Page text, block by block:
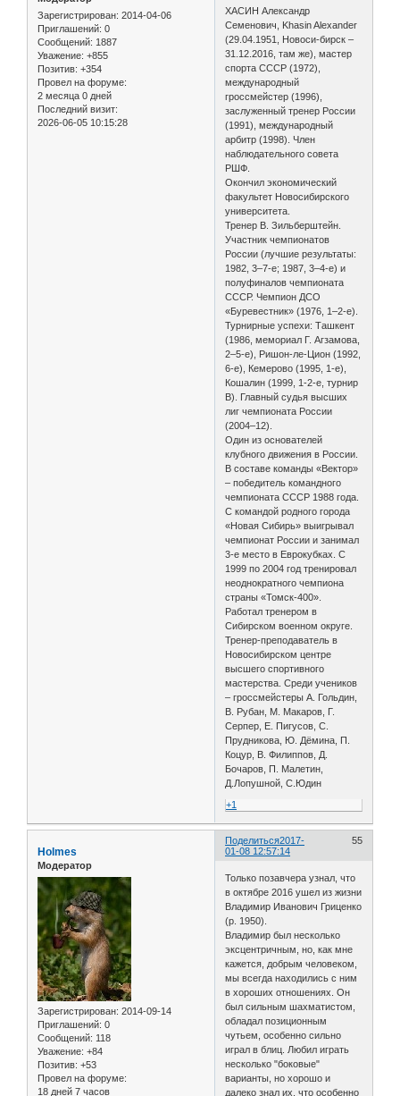
Зарегистрирован: 2014-04-06
Приглашений: 0
Сообщений: 1887
Уважение: +855
Позитив: +354
Провел на форуме:
2 месяца 0 дней
Последний визит:
2026-06-05 10:15:28
ХАСИН Александр
Семенович, Khasin Alexander
(29.04.1951, Новоси-бирск –
31.12.2016, там же), мастер
спорта СССР (1972),
международный
гроссмейстер (1996),
заслуженный тренер России
(1991), международный
арбитр (1998). Член
наблюдательного совета
РШФ.
Окончил экономический
факультет Новосибирского
университета.
Тренер В. Зильберштейн.
Участник чемпионатов
России (лучшие результаты:
1982, 3–7-е; 1987, 3–4-е) и
полуфиналов чемпионата
СССР. Чемпион ДСО
«Буревестник» (1976, 1–2-е).
Турнирные успехи: Ташкент
(1986, мемориал Г. Агзамова,
2–5-е), Ришон-ле-Цион (1992,
6-е), Кемерово (1995, 1-е),
Кошалин (1999, 1-2-е, турнир
В). Главный судья высших
лиг чемпионата России
(2004–12).
Один из основателей
клубного движения в России.
В составе команды «Вектор»
– победитель командного
чемпионата СССР 1988 года.
С командой родного города
«Новая Сибирь» выигрывал
чемпионат России и занимал
3-е место в Еврокубках. С
1999 по 2004 год тренировал
неоднократного чемпиона
страны «Томск-400».
Работал тренером в
Сибирском военном округе.
Тренер-преподаватель в
Новосибирском центре
высшего спортивного
мастерства. Среди учеников
– гроссмейстеры А. Гольдин,
В. Рубан, М. Макаров, Г.
Серпер, Е. Пигусов, С.
Прудникова, Ю. Дёмина, П.
Коцур, В. Филиппов, Д.
Бочаров, П. Малетин,
Д.Лопушной, С.Юдин
+1
Поделиться 55
2017-
01-08 12:57:14
Holmes
Модератор
Зарегистрирован: 2014-09-14
Приглашений: 0
Сообщений: 118
Уважение: +84
Позитив: +53
Провел на форуме:
18 дней 7 часов
Только позавчера узнал, что
в октябре 2016 ушел из жизни
Владимир Иванович Гриценко
(р. 1950).
Владимир был несколько
эксцентричным, но, как мне
кажется, добрым человеком,
мы всегда находились с ним
в хороших отношениях. Он
был сильным шахматистом,
обладал позиционным
чутьем, особенно сильно
играл в блиц. Любил играть
несколько "боковые"
варианты, но хорошо и
далеко знал их, что особенно